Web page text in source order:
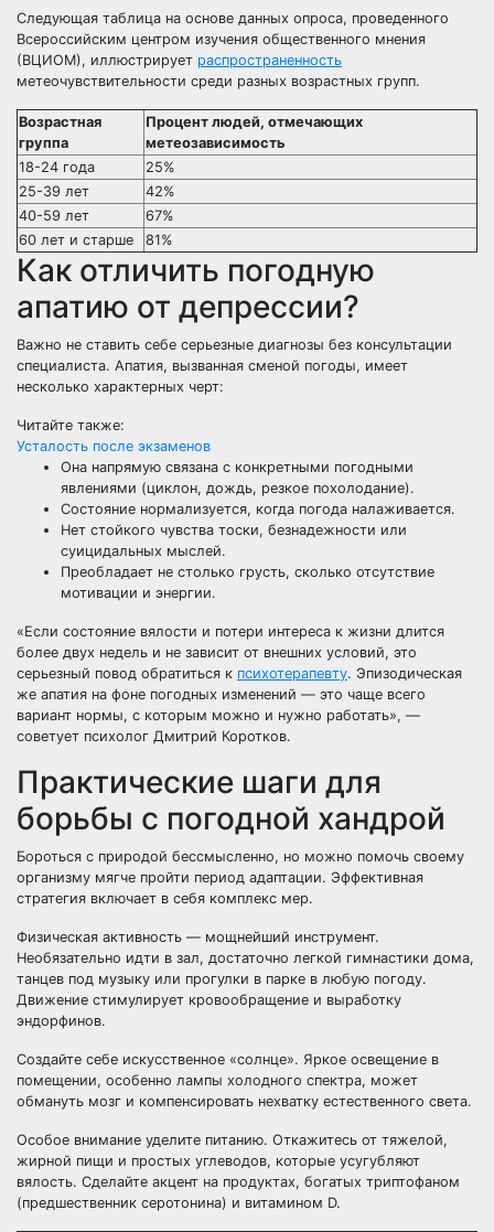
Следующая таблица на основе данных опроса, проведенного
Всероссийским центром изучения общественного мнения
(ВЦИОМ), иллюстрирует распространенность
метеочувствительности среди разных возрастных групп.
Возрастная
группа
Процент людей, отмечающих
метеозависимость
18-24 года
25%
25-39 лет
42%
40-59 лет
67%
60 лет и старше
81%
Как отличить погодную
апатию от депрессии?
Важно не ставить себе серьезные диагнозы без консультации
специалиста. Апатия, вызванная сменой погоды, имеет
несколько характерных черт:
Читайте также:
Усталость после экзаменов
Она напрямую связана с конкретными погодными
явлениями (циклон, дождь, резкое похолодание).
Состояние нормализуется, когда погода налаживается.
Нет стойкого чувства тоски, безнадежности или
суицидальных мыслей.
Преобладает не столько грусть, сколько отсутствие
мотивации и энергии.
«Если состояние вялости и потери интереса к жизни длится
более двух недель и не зависит от внешних условий, это
серьезный повод обратиться к психотерапевту. Эпизодическая
же апатия на фоне погодных изменений — это чаще всего
вариант нормы, с которым можно и нужно работать», —
советует психолог Дмитрий Коротков.
Практические шаги для
борьбы с погодной хандрой
Бороться с природой бессмысленно, но можно помочь своему
организму мягче пройти период адаптации. Эффективная
стратегия включает в себя комплекс мер.
Физическая активность — мощнейший инструмент.
Необязательно идти в зал, достаточно легкой гимнастики дома,
танцев под музыку или прогулки в парке в любую погоду.
Движение стимулирует кровообращение и выработку
эндорфинов.
Создайте себе искусственное «солнце». Яркое освещение в
помещении, особенно лампы холодного спектра, может
обмануть мозг и компенсировать нехватку естественного света.
Особое внимание уделите питанию. Откажитесь от тяжелой,
жирной пищи и простых углеводов, которые усугубляют
вялость. Сделайте акцент на продуктах, богатых триптофаном
(предшественник серотонина) и витамином D.